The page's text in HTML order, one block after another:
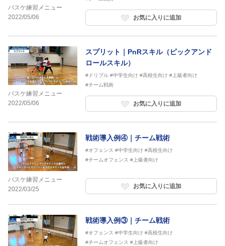
バスケ練習メニュー
2022/05/06
お気に入りに追加
バスケ練習メニュー
2022/05/06
スプリット｜PnRスキル（ピックアンド
ロールスキル）
#ドリブル #中学生向け #高校生向け #上級者向け
#チーム戦術
お気に入りに追加
バスケ練習メニュー
2022/03/25
戦術導入例④｜チーム戦術
#オフェンス #中学生向け #高校生向け
#チームオフェンス #上級者向け
お気に入りに追加
戦術導入例③｜チーム戦術
#オフェンス #中学生向け #高校生向け
#チームオフェンス #上級者向け